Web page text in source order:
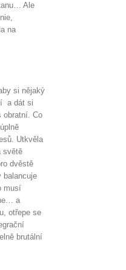
Ale
na
si nějaký
a dát si
obratní. Co
Utkvěla
světě
dvěstě
balancuje
musí
a
otřepe se
brutální